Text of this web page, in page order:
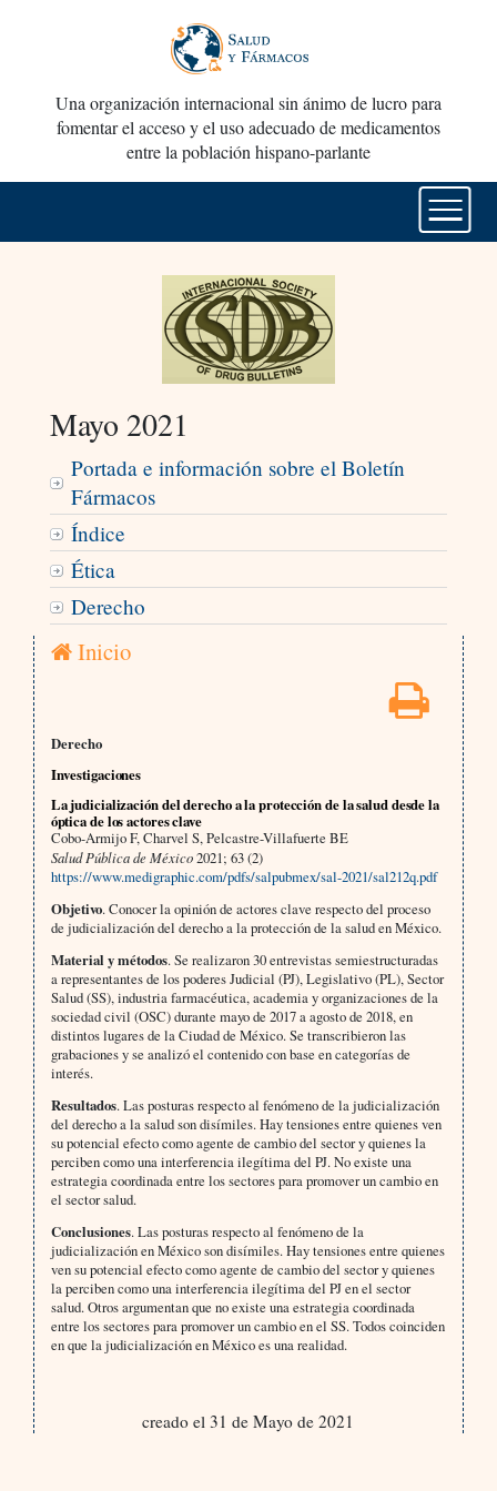
Una organización internacional sin ánimo de lucro para
fomentar el acceso y el uso adecuado de medicamentos
entre la población hispano-parlante
Mayo 2021
Portada e información sobre el Boletín
Fármacos
Índice
Ética
Derecho
Inicio
Derecho
Investigaciones
La judicialización del derecho a la protección de la salud desde la
óptica de los actores clave
Cobo-Armijo F, Charvel S, Pelcastre-Villafuerte BE
Salud Pública de México2021; 63 (2)
https://www.medigraphic.com/pdfs/salpubmex/sal-2021/sal212q.pdf
Objetivo. Conocer la opinión de actores clave respecto del proceso
de judicialización del derecho a la protección de la salud en México.
Material y métodos. Se realizaron 30 entrevistas semiestructuradas
a representantes de los poderes Judicial (PJ), Legislativo (PL), Sector
Salud (SS), industria farmacéutica, academia y organizaciones de la
sociedad civil (OSC) durante mayo de 2017 a agosto de 2018, en
distintos lugares de la Ciudad de México. Se transcribieron las
grabaciones y se analizó el contenido con base en categorías de
interés.
Resultados. Las posturas respecto al fenómeno de la judicialización
del derecho a la salud son disímiles. Hay tensiones entre quienes ven
su potencial efecto como agente de cambio del sector y quienes la
perciben como una interferencia ilegítima del PJ. No existe una
estrategia coordinada entre los sectores para promover un cambio en
el sector salud.
Conclusiones. Las posturas respecto al fenómeno de la
judicialización en México son disímiles. Hay tensiones entre quienes
ven su potencial efecto como agente de cambio del sector y quienes
la perciben como una interferencia ilegítima del PJ en el sector
salud. Otros argumentan que no existe una estrategia coordinada
entre los sectores para promover un cambio en el SS. Todos coinciden
en que la judicialización en México es una realidad.
creado el 31 de Mayo de 2021